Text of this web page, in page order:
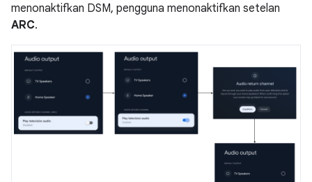
menonaktifkan DSM, pengguna menonaktifkan setelan
ARC.